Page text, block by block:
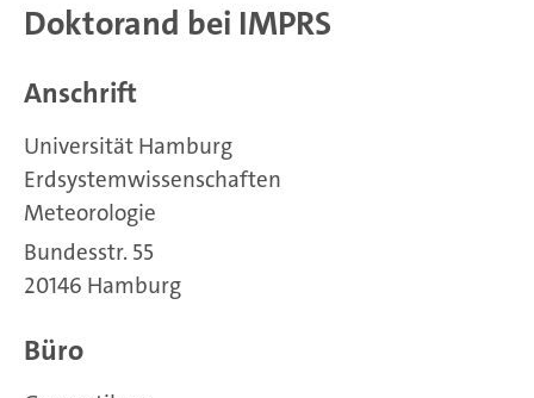
Doktorand bei IMPRS
Anschrift
Universität Hamburg
Erdsystemwissenschaften
Meteorologie
Bundesstr. 55
20146 Hamburg
Büro